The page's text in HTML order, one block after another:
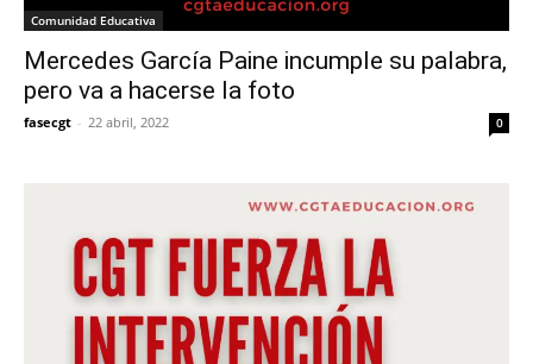
Comunidad Educativa
Mercedes García Paine incumple su palabra,
pero va a hacerse la foto
fasecgt - 22 abril, 2022 0